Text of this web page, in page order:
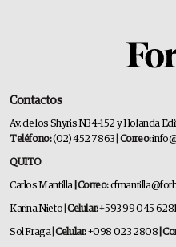
Contactos
Av. de los Shyris N34-152 y Holanda
Teléfono:(02) 452 7863 | Correo:
QUITO
Carlos Mantilla | Correo:
Karina Nieto | Celular:+593 99 045
Sol Fraga| Celular:+098 023 2808 |